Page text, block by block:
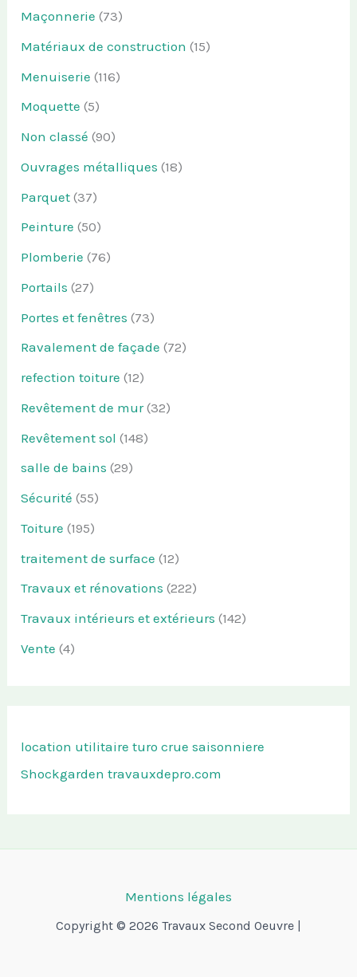
Maçonnerie (73)
Matériaux de construction (15)
Menuiserie (116)
Moquette (5)
Non classé (90)
Ouvrages métalliques (18)
Parquet (37)
Peinture (50)
Plomberie (76)
Portails (27)
Portes et fenêtres (73)
Ravalement de façade (72)
refection toiture (12)
Revêtement de mur(32)
Revêtement sol (148)
salle de bains (29)
Sécurité (55)
Toiture (195)
traitement de surface (12)
Travaux et rénovations (222)
Travaux intérieurs et extérieurs (142)
Vente (4)
location utilitaire turo crue saisonniere
Shockgarden travauxdepro.com
Mentions légales
Copyright © 2026 Travaux Second Oeuvre |